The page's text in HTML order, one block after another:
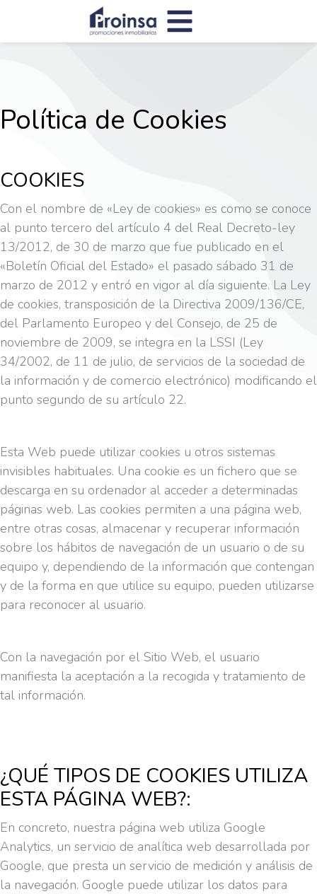
Política de Cookies
COOKIES
Con el nombre de «Ley de cookies» es como se conoce
al punto tercero del artículo 4 del Real Decreto-ley
13/2012, de 30 de marzo que fue publicado en el
«Boletín Oficial del Estado» el pasado sábado 31 de
marzo de 2012 y entró en vigor al día siguiente. La Ley
de cookies, transposición de la Directiva 2009/136/CE,
del Parlamento Europeo y del Consejo, de 25 de
noviembre de 2009, se integra en la LSSI (Ley
34/2002, de 11 de julio, de servicios de la sociedad de
la información y de comercio electrónico) modificando el
punto segundo de su artículo 22.
Esta Web puede utilizar cookies u otros sistemas
invisibles habituales. Una cookie es un fichero que se
descarga en su ordenador al acceder a determinadas
páginas web. Las cookies permiten a una página web,
entre otras cosas, almacenar y recuperar información
sobre los hábitos de navegación de un usuario o de su
equipo y, dependiendo de la información que contengan
y de la forma en que utilice su equipo, pueden utilizarse
para reconocer al usuario.
Con la navegación por el Sitio Web, el usuario
manifiesta la aceptación a la recogida y tratamiento de
tal información.
¿QUÉ TIPOS DE COOKIES UTILIZA
ESTA PÁGINA WEB?:
En concreto, nuestra página web utiliza Google
Analytics, un servicio de analítica web desarrollada por
Google, que presta un servicio de medición y análisis de
la navegación. Google puede utilizar los datos para